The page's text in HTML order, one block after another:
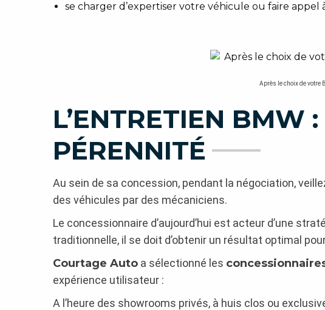
se charger d’expertiser votre véhicule ou faire appel
Après le choix de votre
L’ENTRETIEN BMW
PÉRENNITÉ
Au sein de sa concession, pendant la négociation,
des véhicules par des mécaniciens.
Le concessionnaire d’aujourd’hui est acteur d’une
traditionnelle, il se doit d’obtenir un résultat optimal
Courtage Auto a sélectionné les
expérience utilisateur :
A l’heure des showrooms privés, à huis clos ou